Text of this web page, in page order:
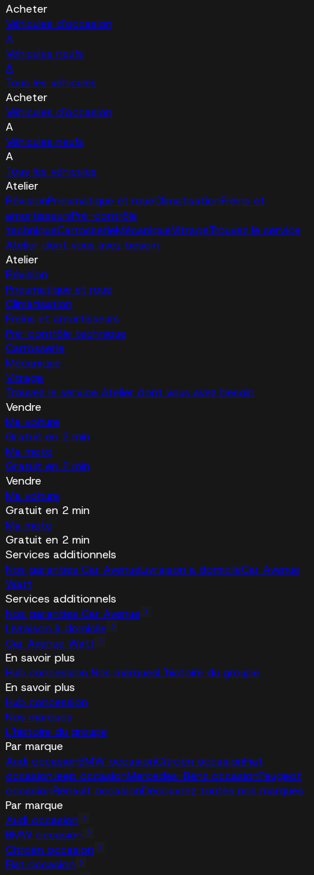
Acheter
Véhicules d'occasion
A
Véhicules neufs
A
Tous les véhicules
Acheter
Véhicules d'occasion
A
Véhicules neufs
A
Tous les véhicules
Atelier
RévisionPneumatique et roueClimatisationFreins et
amortisseursPré-contrôle
techniqueCarrosserieMécaniqueVitrageTrouvez le service
Atelier dont vous avez besoin
Atelier
Révision
Pneumatique et roue
Climatisation
Freins et amortisseurs
Pré-contrôle technique
Carrosserie
Mécanique
Vitrage
Trouvez le service Atelier dont vous avez besoin
Vendre
Ma voiture
Gratuit en 2 min
Ma moto
Gratuit en 2 min
Vendre
Ma voiture
Gratuit en 2 min
Ma moto
Gratuit en 2 min
Services additionnels
Nos garanties Car AvenueLivraison à domicileCar Avenue
Watt
Services additionnels
Nos garanties Car Avenue
Livraison à domicile
Car Avenue Watt
En savoir plus
Hub concession Nos marquesL'histoire du groupe
En savoir plus
Hub concession
Nos marques
L'histoire du groupe
Par marque
Audi occasionBMW occasionCitroën occasionFiat
occasionJeep occasionMercedes-Benz occasionPeugeot
occasionRenault occasionDécouvrez toutes nos marques
Par marque
Audi occasion
BMW occasion
Citroën occasion
Fiat occasion